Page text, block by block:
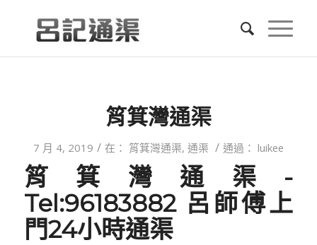
筲箕灣通渠
7 月 4, 2019 / 在： 筲箕灣通渠, 通渠 / 通過： luikee
筲箕灣通渠-
Tel:96183882 呂師傅上
門24小時通渠